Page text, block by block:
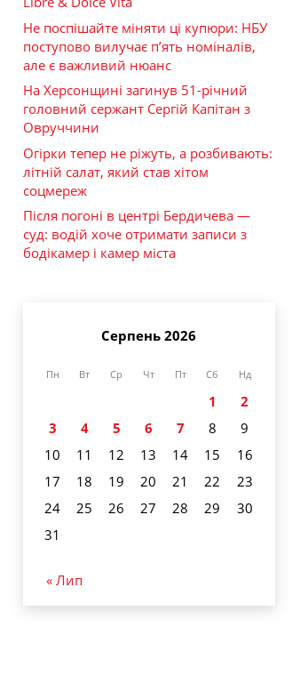
Не поспішайте міняти ці купюри: НБУ
поступово вилучає п’ять номіналів,
але є важливий нюанс
На Херсонщині загинув 51-річний
головний сержант Сергій Капітан з
Овруччини
Огірки тепер не ріжуть, а розбивають:
літній салат, який став хітом
соцмереж
Після погоні в центрі Бердичева —
суд: водій хоче отримати записи з
бодікамер і камер міста
Серпень 2026
Пн Вт Ср Чт Пт Сб Нд
1
2
3
4 5 6 7 8
9
10
11 12 13 14 15
16
17
18 19 20 21 22
23
24
25 26 27 28 29
30
31
« Лип